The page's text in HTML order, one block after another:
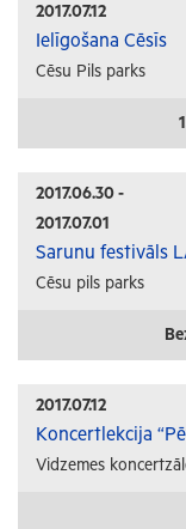
Izglītība
Konferences
Kursi un semināri
Radošās
Lekcijas
Interešu
Ģimenēm ar
2017.07.12
Ielīgošana Cēsīs
Cēsu Pils parks
2017.06.30 -
2017.07.01
Sarunu festivāls
Cēsu pils parks
2017.07.12
Koncertlekcija
Vidzemes